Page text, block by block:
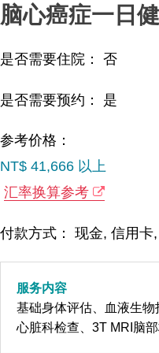
脑心癌症一日
是否需要住院： 否
是否需要预约： 是
参考价格：
NT$ 41,666 以上
汇率换算参考
付款方式： 现金, 信用卡
服务内容
基础身体评估、血液生物
心脏科检查、3T MRI脑